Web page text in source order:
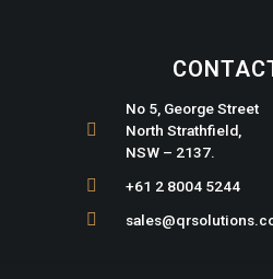
No 5, George Street
North Strathfield,
NSW – 2137.
+61 2 8004 5244